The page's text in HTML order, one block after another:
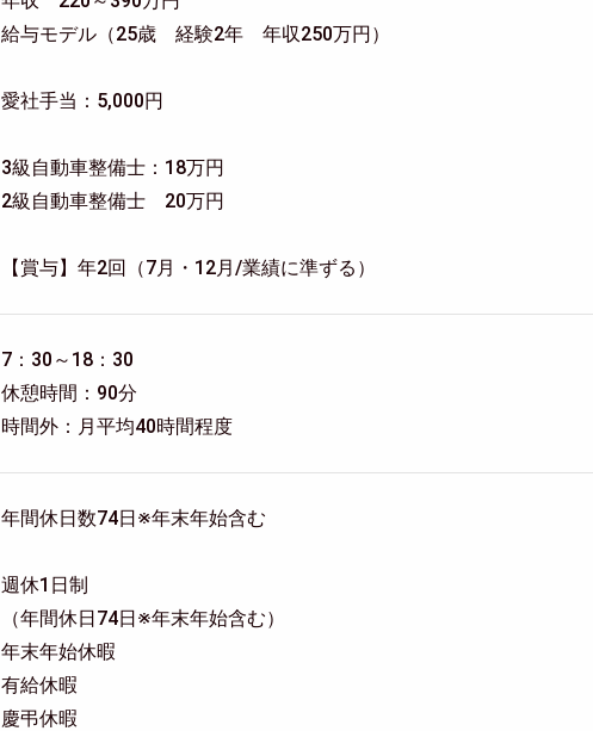
給与モデル（25歳 経験2年 年収250万円）
愛社手当：5,000円
3級自動車整備士：18万円
2級自動車整備士 20万円
【賞与】年2回（7月・12月/業績に準ずる）
7：30～18：30
休憩時間：90分
時間外：月平均40時間程度
年間休日数74日※年末年始含む
週休1日制
（年間休日74日※年末年始含む）
年末年始休暇
有給休暇
慶弔休暇